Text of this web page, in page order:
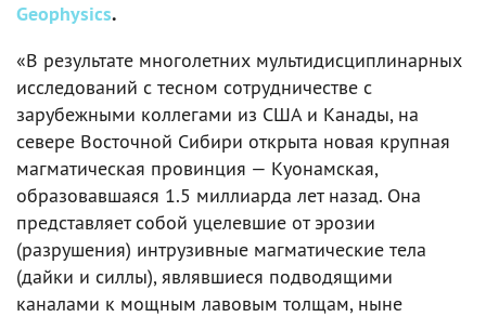
Geophysics.
«В результате многолетних мультидисциплинарных
исследований с тесном сотрудничестве с
зарубежными коллегами из США и Канады, на
севере Восточной Сибири открыта новая крупная
магматическая провинция — Куонамская,
образовавшаяся 1.5 миллиарда лет назад. Она
представляет собой уцелевшие от эрозии
(разрушения) интрузивные магматические тела
(дайки и силлы), являвшиеся подводящими
каналами к мощным лавовым толщам, ныне